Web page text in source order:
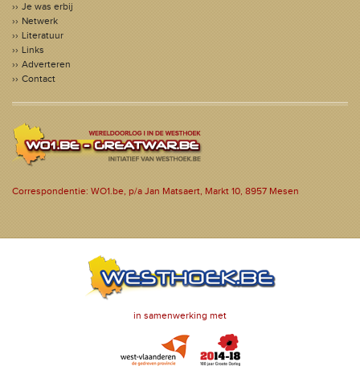
Je was erbij
Netwerk
Literatuur
Links
Adverteren
Contact
Correspondentie: WO1.be, p/a Jan Matsaert, Markt 10, 8957 Mesen
in samenwerking met